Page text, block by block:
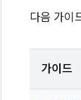
다음 가이
가이드